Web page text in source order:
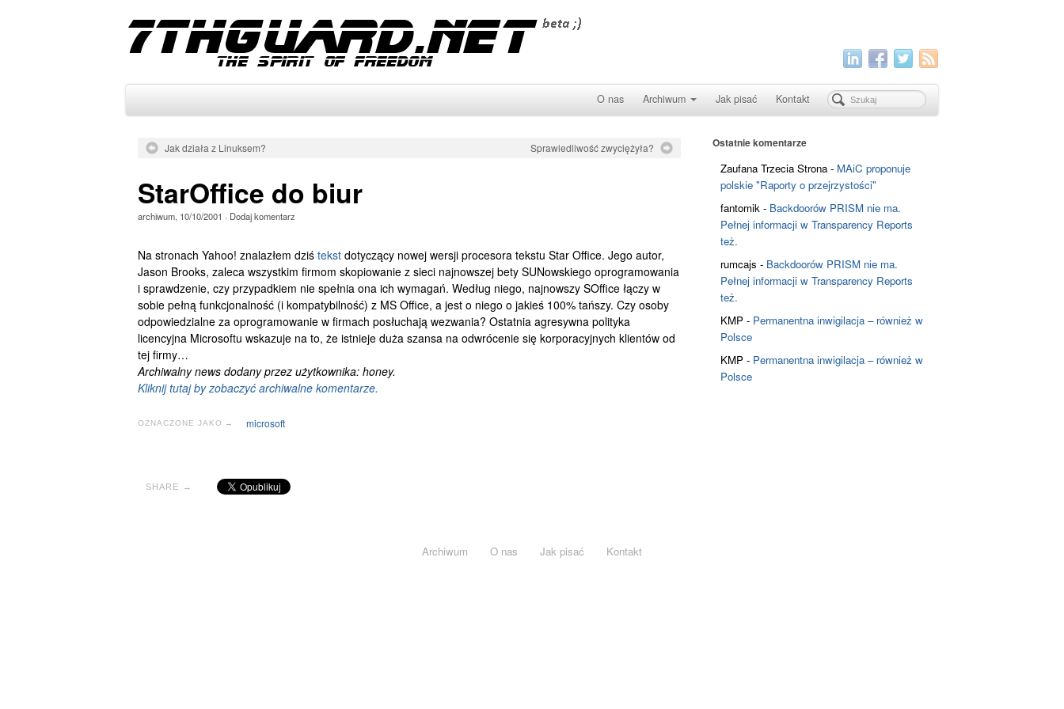
O nas Archiwum Jak pisać Kontakt
Jak działa z Linuksem? Sprawiedliwość zwyciężyła?
StarOffice do biur
archiwum, 10/10/2001 · Dodaj komentarz
Na stronach Yahoo! znalazłem dziś tekst dotyczący nowej wersji procesora tekstu Star Office. Jego autor,
Jason Brooks, zaleca wszystkim firmom skopiowanie z sieci najnowszej bety SUNowskiego oprogramowania
i sprawdzenie, czy przypadkiem nie spełnia ona ich wymagań. Według niego, najnowszy SOffice łączy w
sobie pełną funkcjonalność (i kompatybilność) z MS Office, a jest o niego o jakieś 100% tańszy. Czy osoby
odpowiedzialne za oprogramowanie w firmach posłuchają wezwania? Ostatnia agresywna polityka
licencyjna Microsoftu wskazuje na to, że istnieje duża szansa na odwrócenie się korporacyjnych klientów od
tej firmy…
Archiwalny news dodany przez użytkownika: honey.
Kliknij tutaj by zobaczyć archiwalne komentarze.
OZNACZONE JAKO → microsoft
SHARE →
Ostatnie komentarze
Zaufana Trzecia Strona- MAiC proponuje
polskie "Raporty o przejrzystości"
fantomik- Backdoorów PRISM nie ma.
Pełnej informacji w Transparency Reports
też.
rumcajs - Backdoorów PRISM nie ma.
Pełnej informacji w Transparency Reports
też.
KMP- Permanentna inwigilacja – również w
Polsce
KMP- Permanentna inwigilacja – również w
Polsce
Archiwum O nas Jak pisać Kontakt